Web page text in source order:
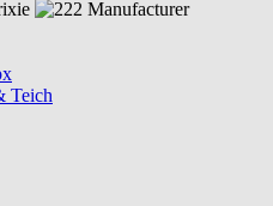
Teich